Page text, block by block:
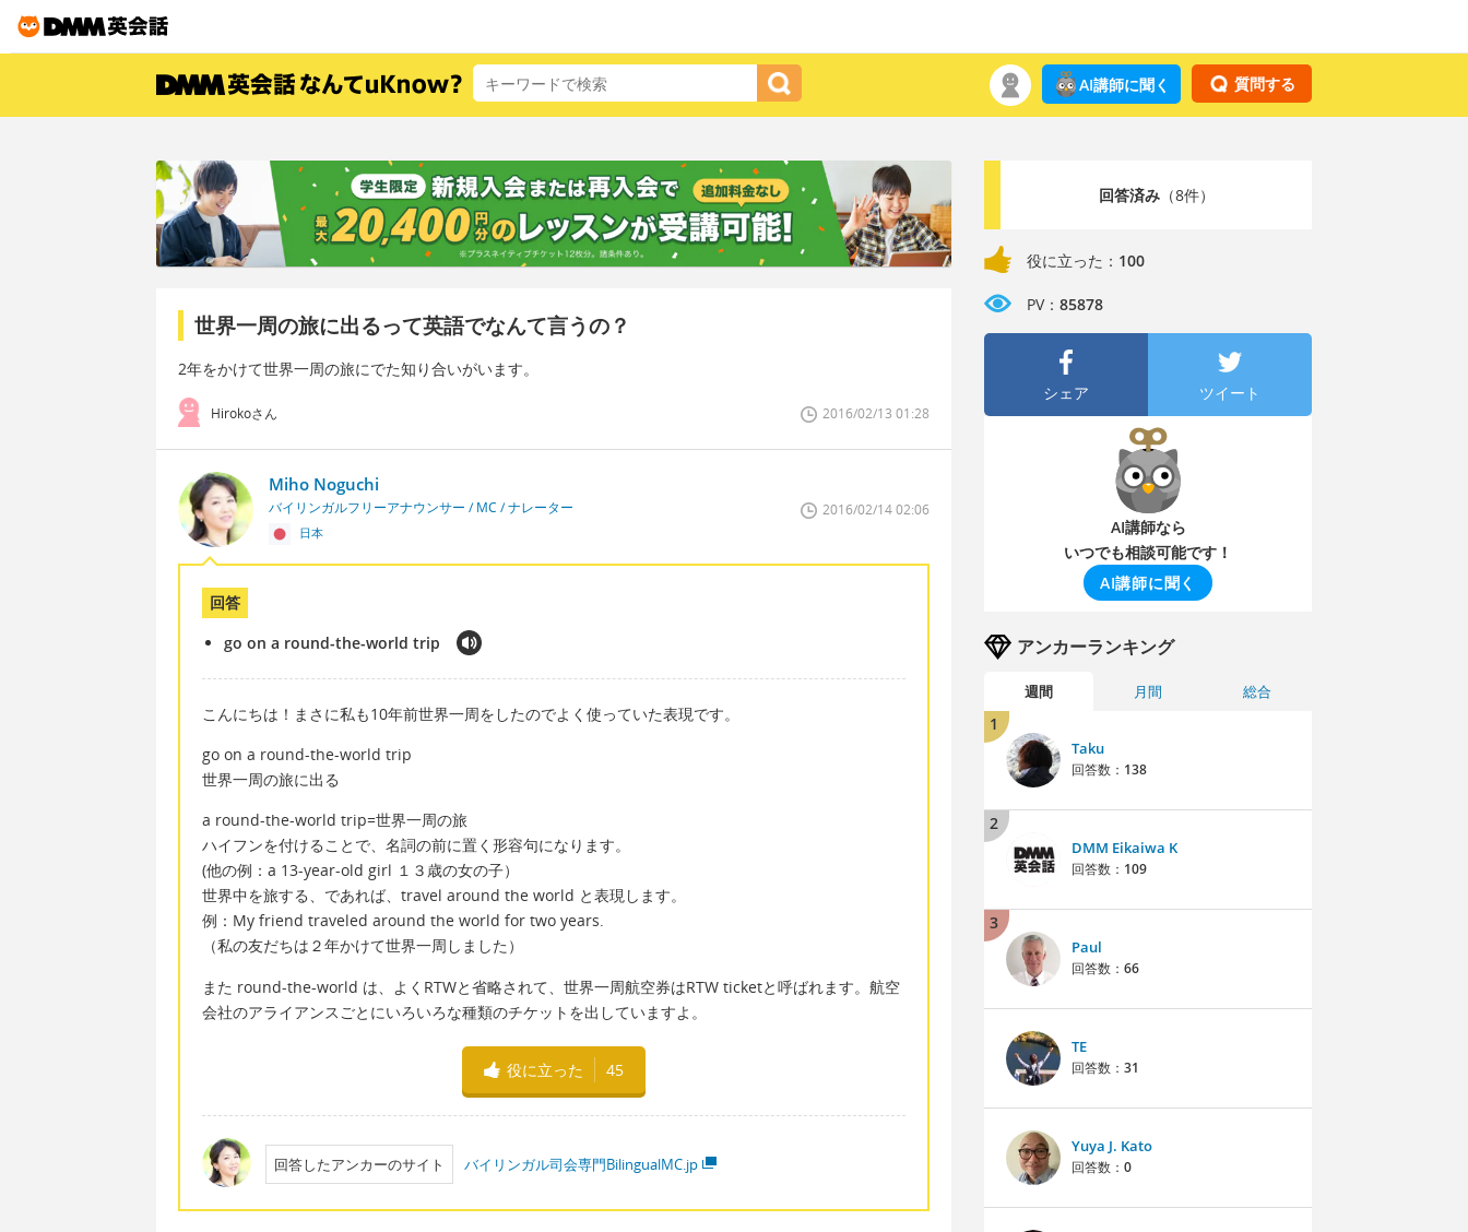
質問する
AI講師に聞く
世界一周の旅に出るって英語でなんて言うの？
2年をかけて世界一周の旅にでた知り合いがいます。
Hirokoさん 2016/02/13 01:28
Miho Noguchi
バイリンガルフリーアナウンサー / MC / ナレーター
日本
2016/02/14 02:06
回答
go on a round-the-world trip
こんにちは！まさに私も10年前世界一周をしたのでよく使っていた表現です。
go on a round-the-world trip
世界一周の旅に出る
a round-the-world trip=世界一周の旅
ハイフンを付けることで、名詞の前に置く形容句になります。
(他の例：a 13-year-old girl １３歳の女の子）
世界中を旅する、であれば、travel around the world と表現します。
例：My friend traveled around the world for two years.
（私の友だちは２年かけて世界一周しました）
また round-the-world は、よくRTWと省略されて、世界一周航空券はRTW ticketと呼ばれます。航空
会社のアライアンスごとにいろいろな種類のチケットを出していますよ。
役に立った 45
回答したアンカーのサイト バイリンガル司会専門BilingualMC.jp
回答済み（8件）
役に立った： 100
PV： 85878
シェア ツイート
AI講師なら
いつでも相談可能です！
AI講師に聞く
アンカーランキング
週間 月間 総合
1
Taku
回答数： 138
2
DMM Eikaiwa K
回答数： 109
3
Paul
回答数： 66
TE
回答数： 31
Yuya J. Kato
回答数： 0